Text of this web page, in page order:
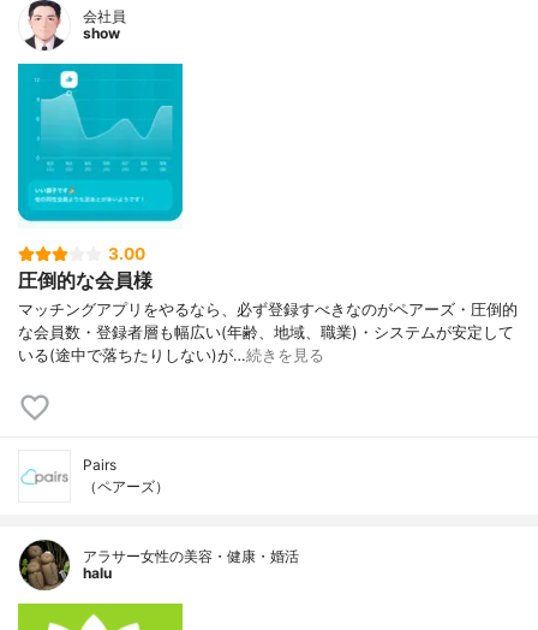
会社員
show
3.00
圧倒的な会員様
マッチングアプリをやるなら、必ず登録すべきなのがペアーズ・圧倒的
な会員数・登録者層も幅広い(年齢、地域、職業)・システムが安定して
いる(途中で落ちたりしない)が…続きを見る
Pairs
（ペアーズ）
アラサー女性の美容・健康・婚活
halu